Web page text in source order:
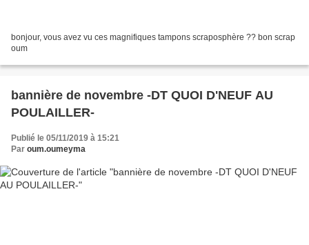
bonjour, vous avez vu ces magnifiques tampons scraposphère ?? bon scrap
oum
bannière de novembre -DT QUOI D'NEUF AU
POULAILLER-
Publié le 05/11/2019 à 15:21
Par oum.oumeyma